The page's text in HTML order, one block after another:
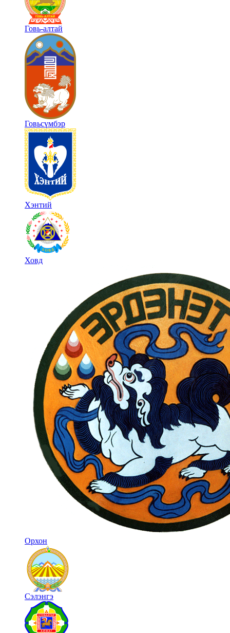
Говь-алтай
Говьсүмбэр
Хэнтий
Ховд
Орхон
Сэлэнгэ